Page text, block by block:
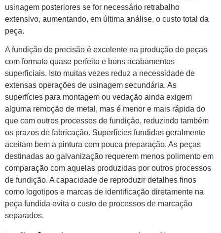
usinagem posteriores se for necessário retrabalho
extensivo, aumentando, em última análise, o custo total da
peça.
A fundição de precisão é excelente na produção de peças
com formato quase perfeito e bons acabamentos
superficiais. Isto muitas vezes reduz a necessidade de
extensas operações de usinagem secundária. As
superfícies para montagem ou vedação ainda exigem
alguma remoção de metal, mas é menor e mais rápida do
que com outros processos de fundição, reduzindo também
os prazos de fabricação. Superfícies fundidas geralmente
aceitam bem a pintura com pouca preparação. As peças
destinadas ao galvanização requerem menos polimento em
comparação com aquelas produzidas por outros processos
de fundição. A capacidade de reproduzir detalhes finos
como logotipos e marcas de identificação diretamente na
peça fundida evita o custo de processos de marcação
separados.